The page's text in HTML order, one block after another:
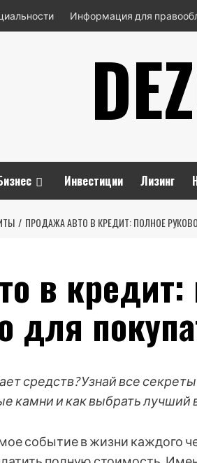
Информация для
Инвестиции Лизинг
ПРОДАЖА АВТО В КРЕДИТ: ПОЛНОЕ
в кредит:
для
средств? Узнай все
камни и как выбрать лучший
событие в жизни каждого